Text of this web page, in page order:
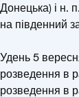
Донецька) і н.
на південний
Удень 5
розведення в
розведення в